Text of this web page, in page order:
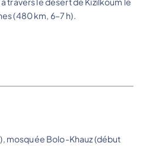
(480 km, 6–7 h).
mosquée Bolo-Khauz (début